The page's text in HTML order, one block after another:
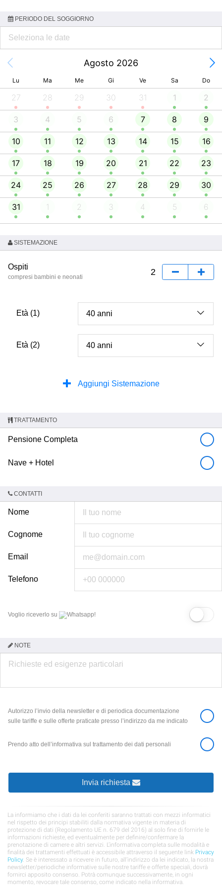
PERIODO DEL SOGGIORNO
Agosto 2026
Lu Ma Me Gi Ve Sa Do
27 28 29 30 31 1 2
3 4 5 6 7 8 9
10 11 12 13 14 15 16
17 18 19 20 21 22 23
24 25 26 27 28 29 30
31 1 2 3 4 5 6
SISTEMAZIONE
Ospiti
compresi bambini e neonati
Età (1)
Età (2)
Aggiungi Sistemazione
TRATTAMENTO
Pensione Completa
Nave + Hotel
CONTATTI
Nome
Cognome
Email
Telefono
Voglio riceverlo su Whatsapp!
NOTE
Autorizzo l’invio della newsletter e di periodica documentazione
sulle tariffe e sulle offerte praticate presso l’indirizzo da me indicato
Prendo atto dell’informativa sul trattamento dei dati personali
Invia richiesta
La informiamo che i dati da lei conferiti saranno trattati con mezzi informatici
nel rispetto dei principi stabiliti dalla normativa vigente in materia di
protezione di dati (Regolamento UE n. 679 del 2016) al solo fine di fornirle le
informazioni richieste, ed eventualmente per definire/confermare la
prenotazione di camere e altri servizi. L’informativa completa sulle modalità e
finalità dei trattamenti effettuati è accessibile attraverso il seguente link Privacy
Policy. Se è interessato a ricevere in futuro, all’indirizzo da lei indicato, la nostra
newsletter/periodiche informative sulle nostre tariffe e offerte speciali, dovrà
fornirci apposito consenso. Potrà comunque successivamente, in ogni
momento, revocare tale consenso, come indicato nella informativa.